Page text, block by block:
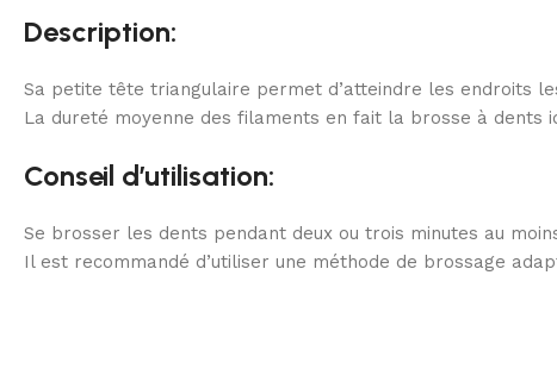
Description:
Sa petite tête triangulaire permet d’atteindre les endroits
La dureté moyenne des filaments en fait la brosse à dents
Conseil d’utilisation:
Se brosser les dents pendant deux ou trois minutes au
Il est recommandé d’utiliser une méthode de brossage